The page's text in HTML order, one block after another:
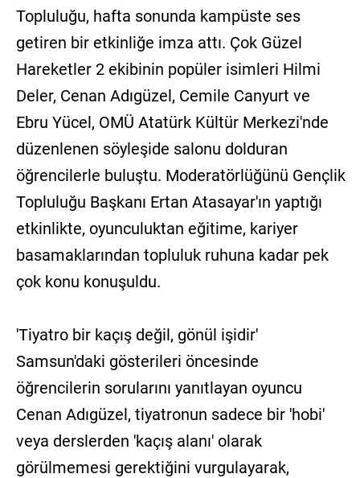
Topluluğu, hafta sonunda kampüste ses
getiren bir etkinliğe imza attı. Çok Güzel
Hareketler 2 ekibinin popüler isimleri Hilmi
Deler, Cenan Adıgüzel, Cemile Canyurt ve
Ebru Yücel, OMÜ Atatürk Kültür Merkezi'nde
düzenlenen söyleşide salonu dolduran
öğrencilerle buluştu. Moderatörlüğünü Gençlik
Topluluğu Başkanı Ertan Atasayar'ın yaptığı
etkinlikte, oyunculuktan eğitime, kariyer
basamaklarından topluluk ruhuna kadar pek
çok konu konuşuldu.
'Tiyatro bir kaçış değil, gönül işidir'
Samsun'daki gösterileri öncesinde
öğrencilerin sorularını yanıtlayan oyuncu
Cenan Adıgüzel, tiyatronun sadece bir 'hobi'
veya derslerden 'kaçış alanı' olarak
görülmemesi gerektiğini vurgulayarak,